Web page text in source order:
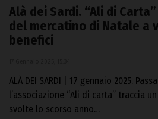
Alà dei Sardi. “Ali di
del mercatino di Natale a
benefici
ALÀ DEI SARDI | 17 gennaio 2025.
l’associazione “Ali di carta” traccia
svolte lo scorso anno…